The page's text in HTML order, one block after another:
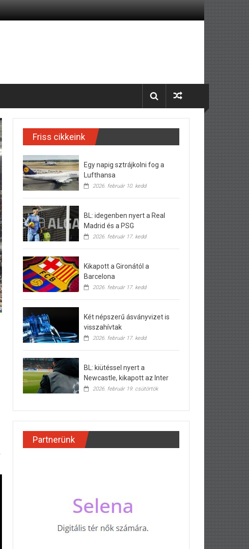
Friss cikkeink
Egy napig sztrájkolni fog a
Lufthansa
2026. február 10. kedd
BL: idegenben nyert a Real
Madrid és a PSG
2026. február 17. kedd
Kikapott a Gironától a
Barcelona
2026. február 17. kedd
Két népszerű ásványvizet is
visszahívtak
2026. február 17. kedd
BL: kiütéssel nyert a
Newcastle, kikapott az Inter
2026. február 19. csütörtök
Partnerünk